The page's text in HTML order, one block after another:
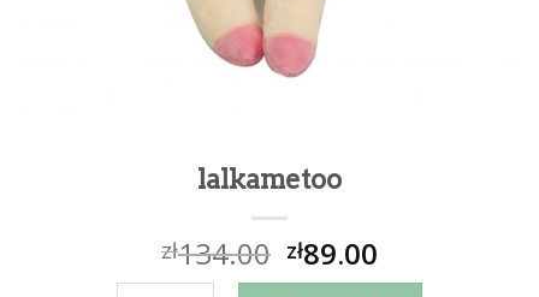
lalkametoo
zł134.00 zł89.00